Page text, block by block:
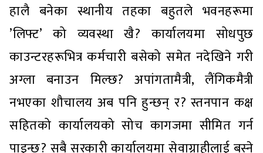
हालै बनेका स्थानीय तहका बहुतले भवनहरूमा
’लिफ्ट’ को व्यवस्था खै? कार्यालयमा सोधपुछ
काउन्टरहरूभित्र कर्मचारी बसेको समेत नदेखिने गरी
अग्ला बनाउन मिल्छ? अपांगतामैत्री, लैंगिकमैत्री
नभएका शौचालय अब पनि हुन्छन् र? स्तनपान कक्ष
सहितको कार्यालयको सोच कागजमा सीमित गर्न
पाइन्छ? सबै सरकारी कार्यालयमा सेवाग्राहीलाई बस्ने